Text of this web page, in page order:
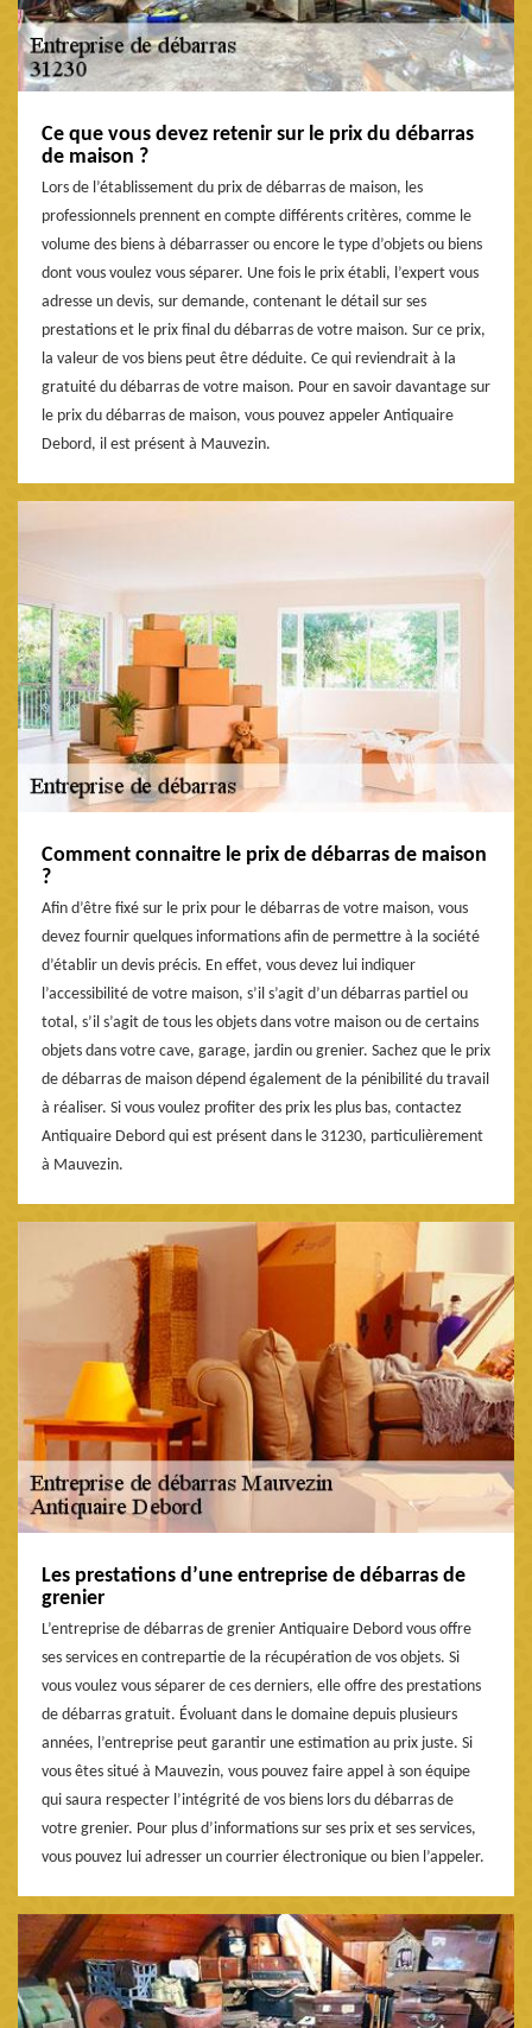
Ce que vous devez retenir sur le prix du débarras
de maison ?
Lors de l’établissement du prix de débarras de maison, les
professionnels prennent en compte différents critères, comme le
volume des biens à débarrasser ou encore le type d’objets ou biens
dont vous voulez vous séparer. Une fois le prix établi, l’expert vous
adresse un devis, sur demande, contenant le détail sur ses
prestations et le prix final du débarras de votre maison. Sur ce prix,
la valeur de vos biens peut être déduite. Ce qui reviendrait à la
gratuité du débarras de votre maison. Pour en savoir davantage sur
le prix du débarras de maison, vous pouvez appeler Antiquaire
Debord, il est présent à Mauvezin.
Comment connaitre le prix de débarras de maison
?
Afin d’être fixé sur le prix pour le débarras de votre maison, vous
devez fournir quelques informations afin de permettre à la société
d’établir un devis précis. En effet, vous devez lui indiquer
l’accessibilité de votre maison, s’il s’agit d’un débarras partiel ou
total, s’il s’agit de tous les objets dans votre maison ou de certains
objets dans votre cave, garage, jardin ou grenier. Sachez que le prix
de débarras de maison dépend également de la pénibilité du travail
à réaliser. Si vous voulez profiter des prix les plus bas, contactez
Antiquaire Debord qui est présent dans le 31230, particulièrement
à Mauvezin.
Les prestations d’une entreprise de débarras de
grenier
L’entreprise de débarras de grenier Antiquaire Debord vous offre
ses services en contrepartie de la récupération de vos objets. Si
vous voulez vous séparer de ces derniers, elle offre des prestations
de débarras gratuit. Évoluant dans le domaine depuis plusieurs
années, l’entreprise peut garantir une estimation au prix juste. Si
vous êtes situé à Mauvezin, vous pouvez faire appel à son équipe
qui saura respecter l’intégrité de vos biens lors du débarras de
votre grenier. Pour plus d’informations sur ses prix et ses services,
vous pouvez lui adresser un courrier électronique ou bien l’appeler.